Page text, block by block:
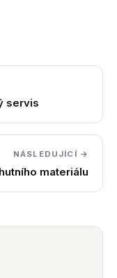
servis
NÁSLEDUJÍCÍ →
materiálu